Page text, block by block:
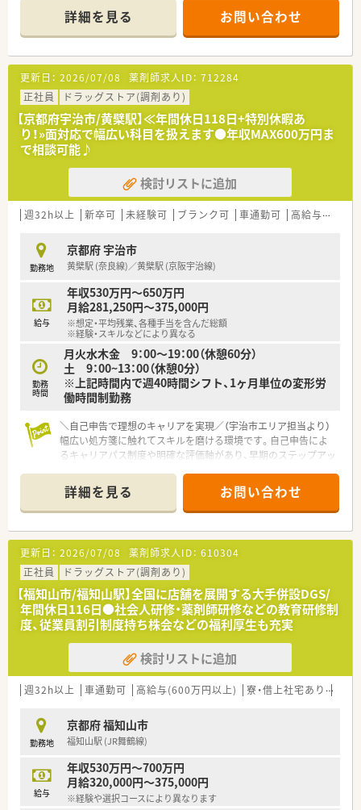
定した経営も魅力的です
■調剤併設化を進めており、新規出店なども積極的に行っていま
す
＜薬局様について＞
■一人一台iPadの支給もあり、入力待ちなども発生しません
■調剤設備も整っており、調剤業務に専念できる環境です
＜福利厚生制度について＞
■大手ならでは！福利厚生も充実！特にディズニーランドやUSJ、
長島スパーランドは割引制度もございます
■そのほか、スポーツクラブやサークル活動補助制度などもござ
■社員買物券割引制度、各宿泊施設の割引制度などもございます
■新入社員研修はもちろん、フォローアップ研修や専門のマネジ
メント講習・海外研修など幅広く対応されています！
未経験・ブランクのある方もご相談可能ですので、お気軽にお問
い合わせください♪
■岐阜県に本社を構える大手調剤併設ドラッグストアで常勤薬
剤師様の募集です
■ドラッグストア併設店ですが調剤業務がメインです！『調剤：
OTC：その他＝9：1：0』の割合です
■特別休暇は年間9日！取得率は100%！年間休日は118日以上と
多め♪プライベートも充実させられます
詳細を見る お問い合わせ
更新日： 2026/07/08 薬剤師求人ID： 712284
正社員
ドラッグストア(調剤あり)
【京都府宇治市/黄檗駅】≪年間休日118日+特別休暇あ
り！»面対応で幅広い科目を扱えます●年収MAX600万円ま
で相談可能♪
検討リストに追加
週32h以上 新卒可 未経験可 ブランク可 車通勤可 高給与(600万円以上)
勤務地
京都府 宇治市
黄檗駅 (奈良線)／黄檗駅 (京阪宇治線)
給与
年収530万円～650万円
月給281,250円～375,000円
※想定・平均残業、各種手当を含んだ総額
※経験・スキルなどにより異なる
勤務
時間
月火水木金 9：00～19：00（休憩60分）
土 9：00~13：00（休憩0分）
※上記時間内で週40時間シフト、1ヶ月単位の変形労
働時間制勤務
＼自己申告で理想のキャリアを実現／（宇治市エリア担当より）
幅広い処方箋に触れてスキルを磨ける環境です。自己申告によ
るキャリアパス制度や明確な評価軸があり、早期のステップアッ
＊------------------------------------------＊
【店舗情報と応需状況について】
■各線黄檗駅から車で10分ほどの場所に位置し、多岐にわたる
科目の処方箋を応需する調剤薬局です。
■1日あたりの処方箋応需枚数は10枚から20枚程度となってお
り、一人ひとりの患者様と丁寧に向き合うことができます。
■常勤薬剤師が1名とパートが2名が在席しております。
【法人特徴について】
■東証プライム上場グループの安定した経営基盤を持ち、東海地
方を中心に全国的に幅広く店舗展開を行っている企業です。
■調剤とOTC業務の割合が9対1と調剤業務に専念しやすく、薬
剤師の専門性を活かせる環境づくりに注力しています。
■岐阜県からワークライフバランス推進エクセレント企業とし
て認定されるなど、働きやすい職場環境の整備に積極的です。
【こんな方にオススメ】
■東証プライム上場グループという安定した経営基盤のもとで、
定年まで安心して長く働き続けたいと考えている方に最適で
す。
■充実した研修制度や資格取得支援を活用して、薬剤師としての
専門的なスキルや知識をさらに磨いていきたい方にオススメで
す。
詳細を見る お問い合わせ
更新日： 2026/07/08 薬剤師求人ID： 610304
正社員
ドラッグストア(調剤あり)
【福知山市/福知山駅】全国に店舗を展開する大手併設DGS/
年間休日116日●社会人研修・薬剤師研修などの教育研修制
度、従業員割引制度持ち株会などの福利厚生も充実
検討リストに追加
週32h以上 車通勤可 高給与(600万円以上) 寮・借上社宅あり
勤務地
京都府 福知山市
福知山駅 (JR舞鶴線)
給与
年収530万円～700万円
月給320,000円～375,000円
※経験や選択コースにより異なります